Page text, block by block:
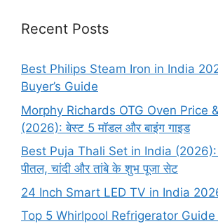
Recent Posts
Best Philips Steam Iron in India
Buyer’s Guide
Morphy Richards OTG Oven Price
(2026): बेस्ट 5 मॉडल और बाइंग गाइड
Best Puja Thali Set in India (2026):
पीतल, चांदी और तांबे के शुभ पूजा सेट
24 Inch Smart LED TV in India
Top 5 Whirlpool Refrigerator